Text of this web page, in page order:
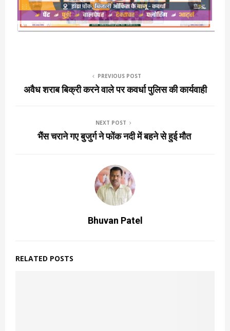
PREVIOUS POST
अवैध शराब बिक्री करने वाले पर कवर्धा पुलिस की कार्यवाही
NEXT POST
भैंस चराने गए बुजुर्ग ने फोंक नदी में बहने से हुई मौत
Bhuvan Patel
RELATED POSTS